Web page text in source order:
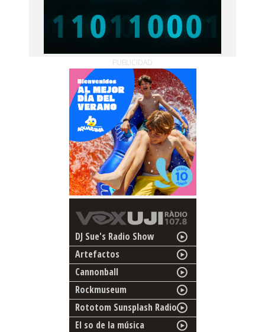
PUBLICIDAD
DJ Sue's Radio Show
Artefactos
Cannonball
Rockmuseum
Rototom Sunsplash Radio
El so de la música